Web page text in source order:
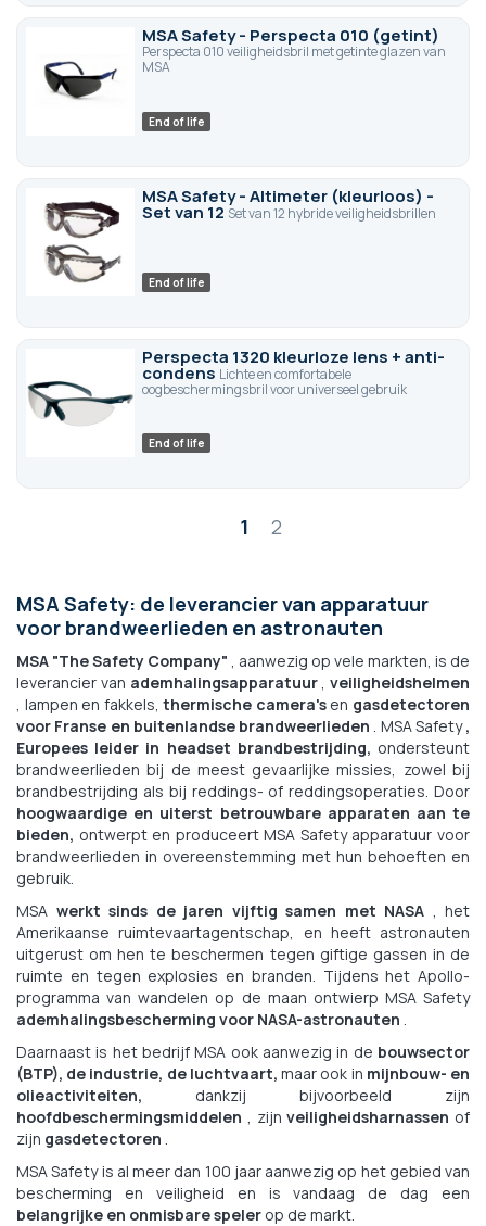
MSA Safety - Perspecta 010 (getint)
Perspecta 010 veiligheidsbril met getinte glazen van
MSA
End of life
MSA Safety - Altimeter (kleurloos) -
Set van 12 Set van 12 hybride veiligheidsbrillen
End of life
Perspecta 1320 kleurloze lens + anti-
condens Lichte en comfortabele
oogbeschermingsbril voor universeel gebruik
End of life
Pagina1 2
MSA Safety: de leverancier van apparatuur
voor brandweerlieden en astronauten
MSA "The Safety Company" , aanwezig op vele markten, is de
leverancier van ademhalingsapparatuur, veiligheidshelmen
, lampen en fakkels,thermische camera'sen gasdetectoren
voor Franse en buitenlandse brandweerlieden . MSA Safety,
Europees leider in headset brandbestrijding, ondersteunt
brandweerlieden bij de meest gevaarlijke missies, zowel bij
brandbestrijding als bij reddings- of reddingsoperaties. Door
hoogwaardige en uiterst betrouwbare apparaten aan te
bieden, ontwerpt en produceert MSA Safety apparatuur voor
brandweerlieden in overeenstemming met hun behoeften en
gebruik.
MSA werkt sinds de jaren vijftig samen met NASA , het
Amerikaanse ruimtevaartagentschap, en heeft astronauten
uitgerust om hen te beschermen tegen giftige gassen in de
ruimte en tegen explosies en branden. Tijdens het Apollo-
programma van wandelen op de maan ontwierp MSA Safety
ademhalingsbescherming voor NASA-astronauten .
Daarnaast is het bedrijf MSA ook aanwezig in de bouwsector
(BTP), de industrie, de luchtvaart, maar ook in mijnbouw- en
olieactiviteiten, dankzij bijvoorbeeld zijn
hoofdbeschermingsmiddelen , zijnveiligheidsharnassen of
zijn gasdetectoren .
MSA Safety is al meer dan 100 jaar aanwezig op het gebied van
bescherming en veiligheid en is vandaag de dag een
belangrijke en onmisbare speler op de markt.